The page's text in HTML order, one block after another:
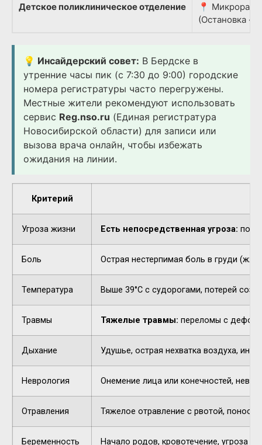
Детское поликлиническое отделение
📍
(Остановка
💡 Инсайдерский совет: В Бердске в
утренние часы пик (с 7:30 до 9:00) городские
номера регистратуры часто перегружены.
Местные жители рекомендуют использовать
сервис Reg.nso.ru (Единая регистратура
Новосибирской области) для записи или
вызова врача онлайн, чтобы избежать
ожидания на линии.
Критерий
Угроза жизни Есть непосредственная угроза:
Боль Острая нестерпимая боль в груди
Температура Выше 39°C с судорогами, потерей
Травмы Тяжелые травмы: переломы с
Дыхание Удушье, острая нехватка воздуха,
Неврология Онемение лица или конечностей,
Отравления Тяжелое отравление с рвотой,
Беременность Начало родов, кровотечение, угроза